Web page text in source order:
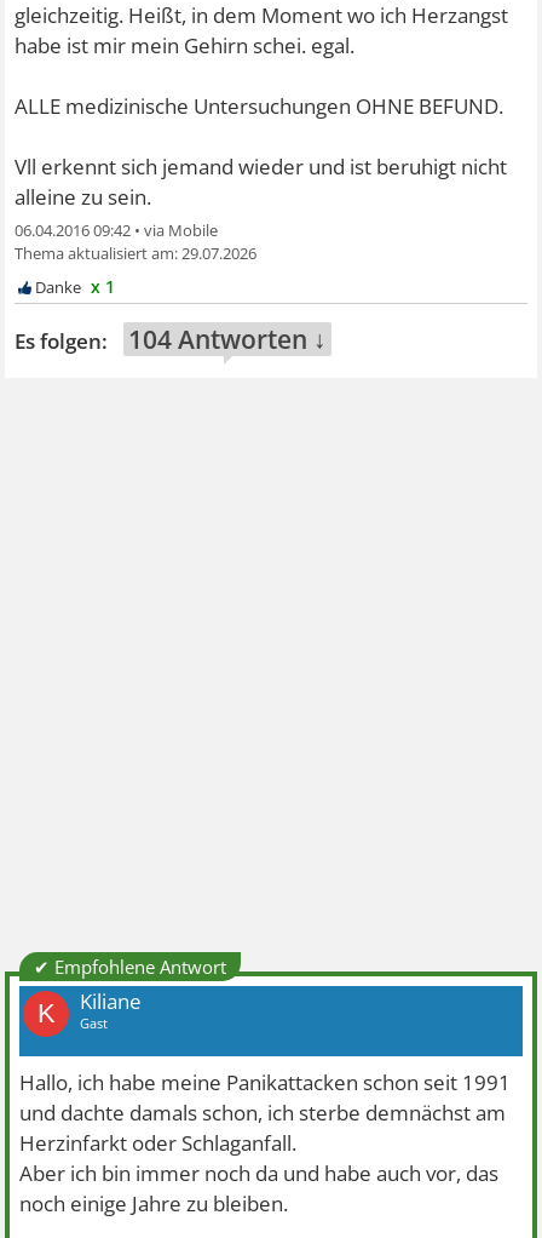
gleichzeitig. Heißt, in dem Moment wo ich Herzangst
habe ist mir mein Gehirn schei. egal.
ALLE medizinische Untersuchungen OHNE BEFUND.
Vll erkennt sich jemand wieder und ist beruhigt nicht
alleine zu sein.
06.04.2016 09:42 •
29.07.2026
x 1
104 Antworten ↓
✔ Empfohlene Antwort
K Kiliane
Gast
Hallo, ich habe meine Panikattacken schon seit 1991
und dachte damals schon, ich sterbe demnächst am
Herzinfarkt oder Schlaganfall.
Aber ich bin immer noch da und habe auch vor, das
noch einige Jahre zu bleiben.